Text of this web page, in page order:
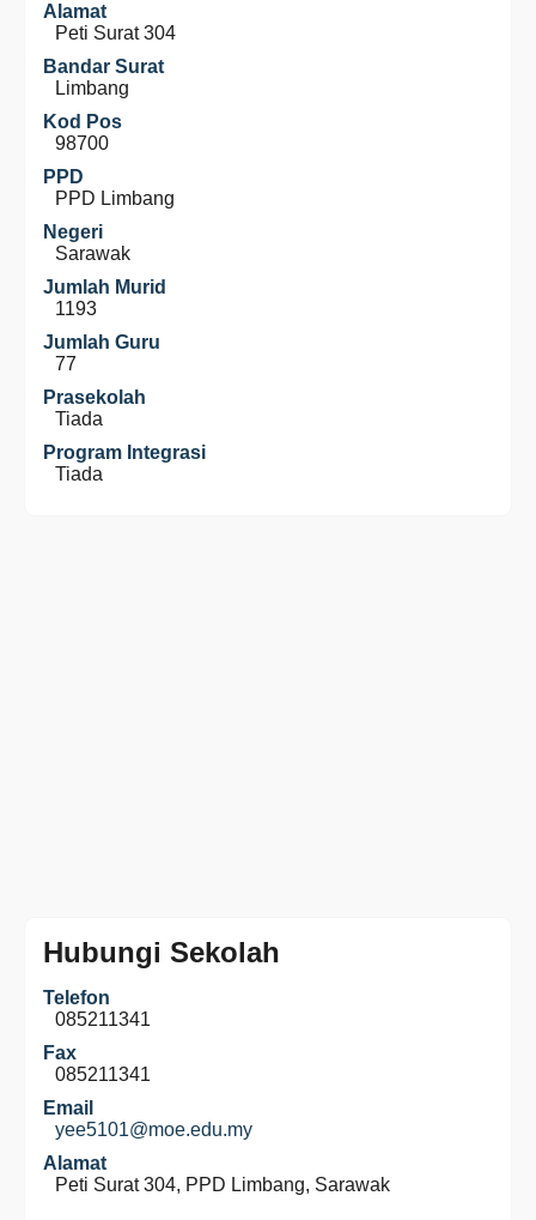
Alamat
Peti Surat 304
Bandar Surat
Limbang
Kod Pos
98700
PPD
PPD Limbang
Negeri
Sarawak
Jumlah Murid
1193
Jumlah Guru
77
Prasekolah
Tiada
Program Integrasi
Tiada
Hubungi Sekolah
Telefon
085211341
Fax
085211341
Email
yee5101@moe.edu.my
Alamat
Peti Surat 304, PPD Limbang, Sarawak